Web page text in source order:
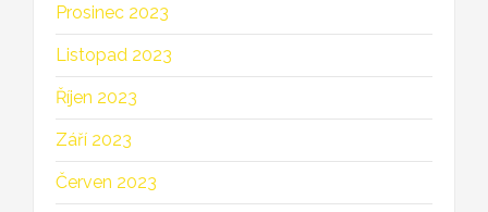
Prosinec 2023
Listopad 2023
Říjen 2023
Září 2023
Červen 2023